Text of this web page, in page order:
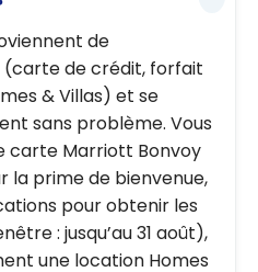
de
de crédit, forfait
& Villas) et se
sans problème. Vous
carte Marriott Bonvoy
la prime de bienvenue,
pour obtenir les
: jusqu’au 31 août),
une location Homes